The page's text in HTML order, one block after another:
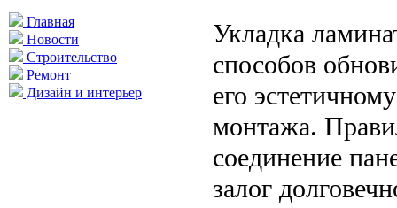
Главная
Новости
Строительство
Ремонт
Дизайн и интерьер
Укладка
способов
его
монтажа.
соединение
залог